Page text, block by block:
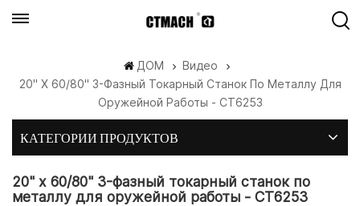
ДОМ
Видео
20" X 60/80" 3-Фазный Токарный Станок По Металлу Для
Оружейной Работы - CT6253
КАТЕГОРИИ ПРОДУКТОВ
20" x 60/80" 3-фазный токарный станок по
металлу для оружейной работы - CT6253